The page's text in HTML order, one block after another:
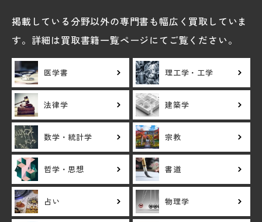
掲載している分野以外の専門書も幅広く買取していま
す。詳細は買取書籍一覧ページにてご覧ください。
医学書 理工学・工学
法律学 建築学
数学・統計学 宗教
哲学・思想 書道
占い 物理学